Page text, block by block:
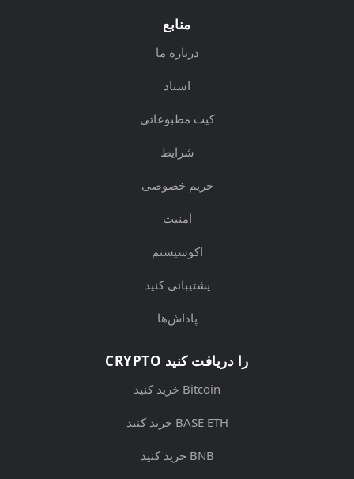
منابع
درباره ما
اسناد
کیت مطبوعاتی
شرایط
حریم خصوصی
امنیت
اکوسیستم
پشتیبانی کنید
پاداش‌ها
CRYPTO را دریافت کنید
خرید کنید Bitcoin
خرید کنید BASE ETH
خرید کنید BNB